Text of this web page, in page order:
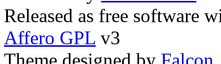
Released as free software
Affero GPL v3